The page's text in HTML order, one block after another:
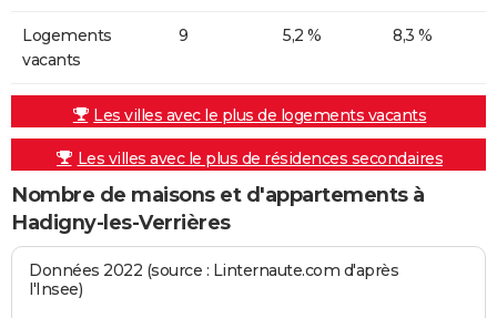
Logements
vacants
9 5,2 % 8,3 %
Les villes avec le plus de logements vacants
Les villes avec le plus de résidences secondaires
Nombre de maisons et d'appartements à
Hadigny-les-Verrières
Données 2022 (source : Linternaute.com d'après
l'Insee)